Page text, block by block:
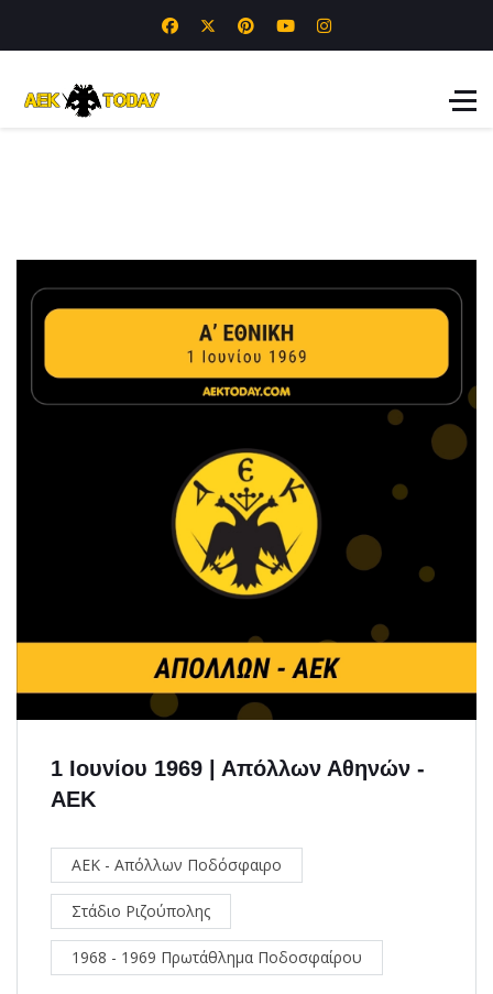
1 Ιουνίου 1969 | Απόλλων Αθηνών -
ΑΕΚ
ΑΕΚ - Απόλλων Ποδόσφαιρο
Στάδιο Ριζούπολης
1968 - 1969 Πρωτάθλημα Ποδοσφαίρου